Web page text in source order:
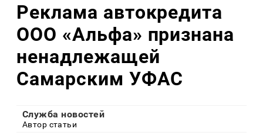
Реклама автокредита
ООО «Альфа» признана
ненадлежащей
Самарским УФАС
Служба новостей
Автор статьи